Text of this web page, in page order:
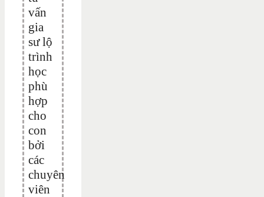
vấn
gia
sư lộ
trình
học
phù
hợp
cho
con
bởi
các
chuyên
viên